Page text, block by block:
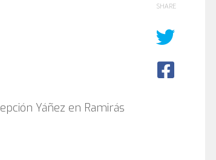
Yáñez en Ramirás
SHARE